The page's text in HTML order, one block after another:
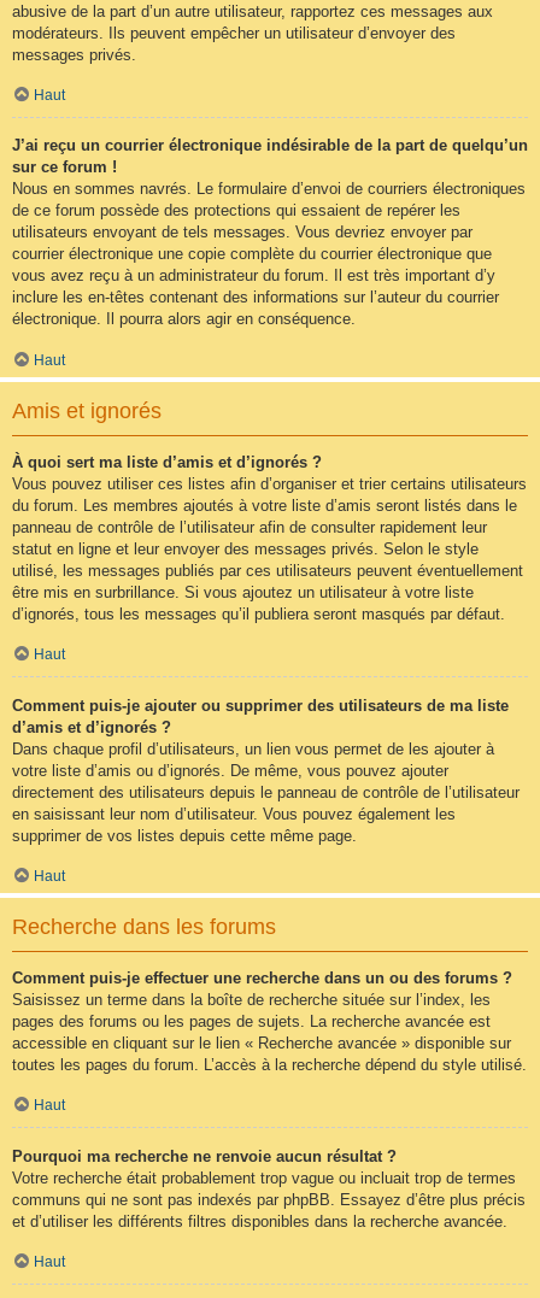
abusive de la part d’un autre utilisateur, rapportez ces messages aux
modérateurs. Ils peuvent empêcher un utilisateur d’envoyer des
messages privés.
Haut
J’ai reçu un courrier électronique indésirable de la part de quelqu’un
sur ce forum !
Nous en sommes navrés. Le formulaire d’envoi de courriers électroniques
de ce forum possède des protections qui essaient de repérer les
utilisateurs envoyant de tels messages. Vous devriez envoyer par
courrier électronique une copie complète du courrier électronique que
vous avez reçu à un administrateur du forum. Il est très important d’y
inclure les en-têtes contenant des informations sur l’auteur du courrier
électronique. Il pourra alors agir en conséquence.
Haut
Amis et ignorés
À quoi sert ma liste d’amis et d’ignorés ?
Vous pouvez utiliser ces listes afin d’organiser et trier certains utilisateurs
du forum. Les membres ajoutés à votre liste d’amis seront listés dans le
panneau de contrôle de l’utilisateur afin de consulter rapidement leur
statut en ligne et leur envoyer des messages privés. Selon le style
utilisé, les messages publiés par ces utilisateurs peuvent éventuellement
être mis en surbrillance. Si vous ajoutez un utilisateur à votre liste
d’ignorés, tous les messages qu’il publiera seront masqués par défaut.
Haut
Comment puis-je ajouter ou supprimer des utilisateurs de ma liste
d’amis et d’ignorés ?
Dans chaque profil d’utilisateurs, un lien vous permet de les ajouter à
votre liste d’amis ou d’ignorés. De même, vous pouvez ajouter
directement des utilisateurs depuis le panneau de contrôle de l’utilisateur
en saisissant leur nom d’utilisateur. Vous pouvez également les
supprimer de vos listes depuis cette même page.
Haut
Recherche dans les forums
Comment puis-je effectuer une recherche dans un ou des forums ?
Saisissez un terme dans la boîte de recherche située sur l’index, les
pages des forums ou les pages de sujets. La recherche avancée est
accessible en cliquant sur le lien « Recherche avancée » disponible sur
toutes les pages du forum. L’accès à la recherche dépend du style utilisé.
Haut
Pourquoi ma recherche ne renvoie aucun résultat ?
Votre recherche était probablement trop vague ou incluait trop de termes
communs qui ne sont pas indexés par phpBB. Essayez d’être plus précis
et d’utiliser les différents filtres disponibles dans la recherche avancée.
Haut